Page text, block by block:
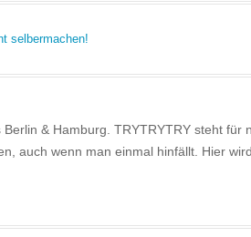
selbermachen!
Berlin & Hamburg. TRYTRYTRY steht
auch wenn man einmal hinfällt. Hier